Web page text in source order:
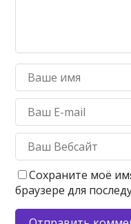
Сохраните моё
браузере для